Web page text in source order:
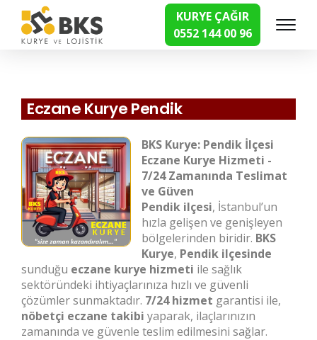
KURYE ÇAĞIR
0552 144 00 96
Hızlı Kurye Hizmetleri
Eczane Kurye Pendik
BKS Kurye: Pendik İlçesi
Eczane Kurye Hizmeti -
7/24 Zamanında Teslimat
ve Güven
Pendik ilçesi, İstanbul’un
hızla gelişen ve genişleyen
bölgelerinden biridir. BKS
Kurye, Pendik ilçesinde
sunduğu eczane kurye hizmeti ile sağlık
sektöründeki ihtiyaçlarınıza hızlı ve güvenli
çözümler sunmaktadır. 7/24 hizmet garantisi ile,
nöbetçi eczane takibi yaparak, ilaçlarınızın
zamanında ve güvenle teslim edilmesini sağlar.